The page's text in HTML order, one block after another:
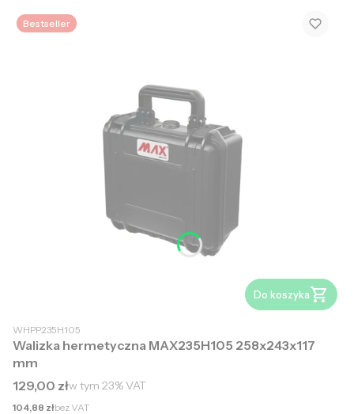
Bestseller
Do koszyka
WHPP235H105
Walizka hermetyczna MAX235H105 258x243x117
mm
Cena brutto
129,00 złw tym 23%VAT
Cena netto
104,88 złbez VAT